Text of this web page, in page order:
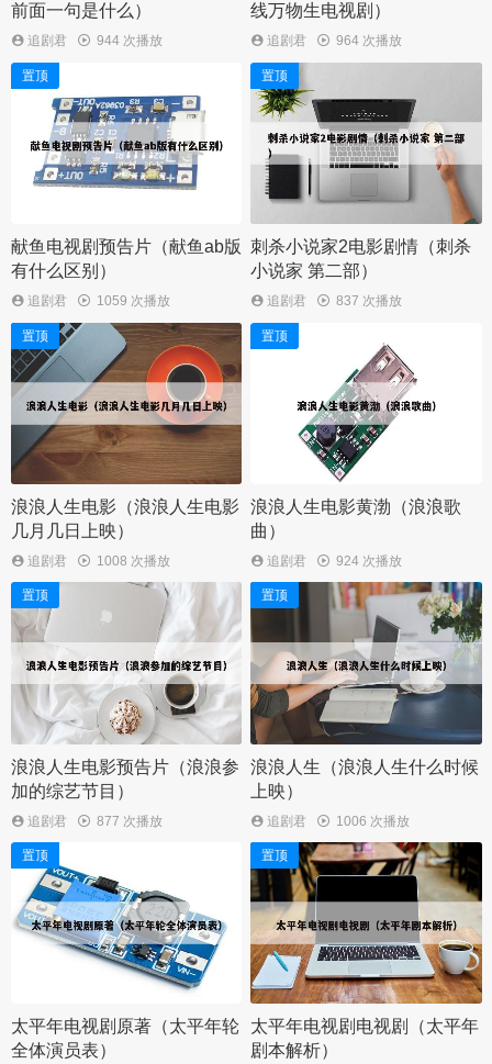
前面一句是什么）
追剧君 944 次播放
线万物生电视剧）
追剧君 964 次播放
置顶
献鱼电视剧预告片（献鱼ab版
有什么区别）
追剧君 1059 次播放
置顶
刺杀小说家2电影剧情（刺杀
小说家 第二部）
追剧君 837 次播放
置顶
浪浪人生电影（浪浪人生电影
几月几日上映）
追剧君 1008 次播放
置顶
浪浪人生电影黄渤（浪浪歌
曲）
追剧君 924 次播放
置顶
浪浪人生电影预告片（浪浪参
加的综艺节目）
追剧君 877 次播放
置顶
浪浪人生（浪浪人生什么时候
上映）
追剧君 1006 次播放
置顶
太平年电视剧原著（太平年轮
全体演员表）
置顶
太平年电视剧电视剧（太平年
剧本解析）